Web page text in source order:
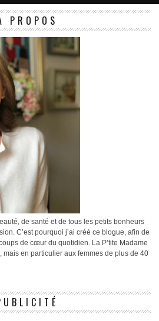
PROPOS
de santé et de tous les petits bonheurs
C’est pourquoi j’ai créé ce blogue, afin de
de cœur du quotidien. La P’tite Madame
mais en particulier aux femmes de plus de 40